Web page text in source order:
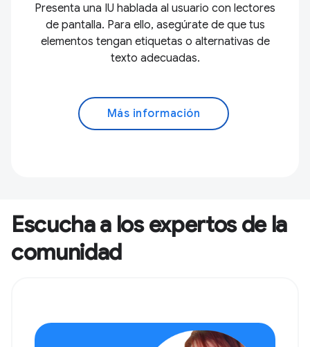
Presenta una IU hablada al usuario con lectores
de pantalla. Para ello, asegúrate de que tus
elementos tengan etiquetas o alternativas de
texto adecuadas.
Más información
Escucha a los expertos de la
comunidad